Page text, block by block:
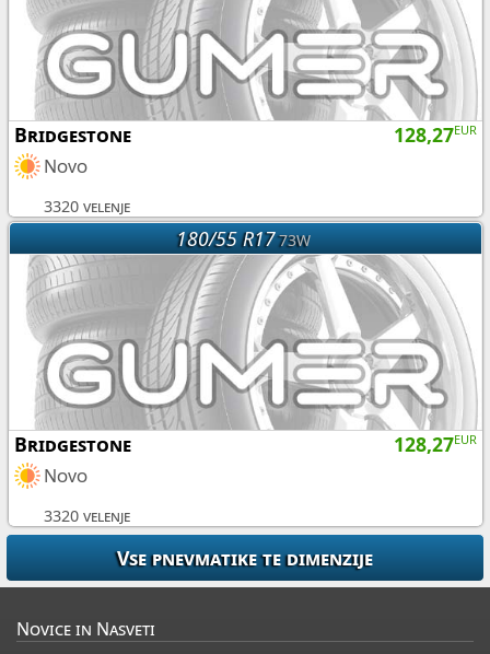
128,27EUR
Bridgestone
Novo
3320 velenje
180/55 R1773W
128,27EUR
Bridgestone
Novo
3320 velenje
Novice in Nasveti